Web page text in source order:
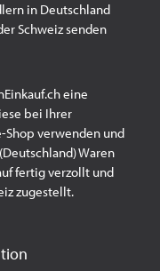
in Deutschland
Schweiz senden
eine
bei Ihrer
verwenden und
Waren
fertig verzollt und
zugestellt.